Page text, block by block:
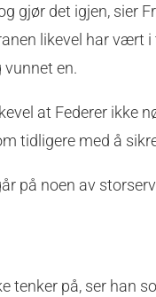
gjør det igjen, sier
likevel har vært i
en.
at Federer ikke
tidligere med å
på noen av
tenker på, ser han